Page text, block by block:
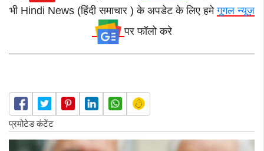
भी Hindi News (हिंदी समाचार ) के अपडेट के लिए हमेगूगल न्यूज़
पर फॉलो करे